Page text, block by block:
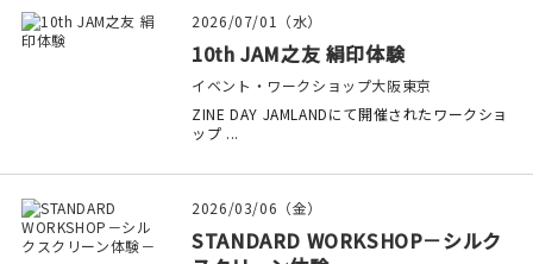
2026/07/01（水）
10th JAM之友 絹印体験
イベント・ワークショップ大阪東京
ZINE DAY JAMLANDにて開催されたワークショ
ップ ...
2026/03/06（金）
STANDARD WORKSHOP－シルク